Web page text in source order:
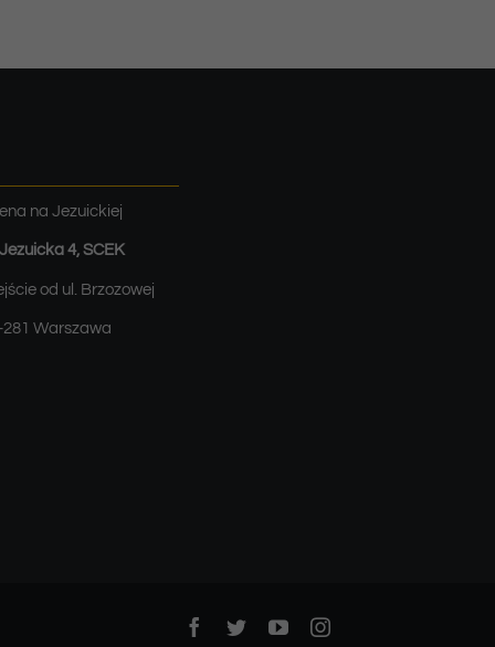
na Jezuickiej
4, SCEK
od ul. Brzozowej
281 Warszawa